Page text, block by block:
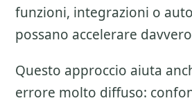
funzioni, integrazioni o
possano accelerare
Questo approccio aiuta
errore molto diffuso: